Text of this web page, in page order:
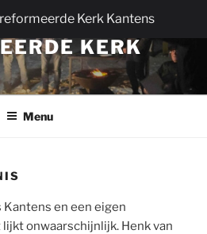
Kerk Kantens
KERK
Menu
Kantens en een eigen
onwaarschijnlijk. Henk van